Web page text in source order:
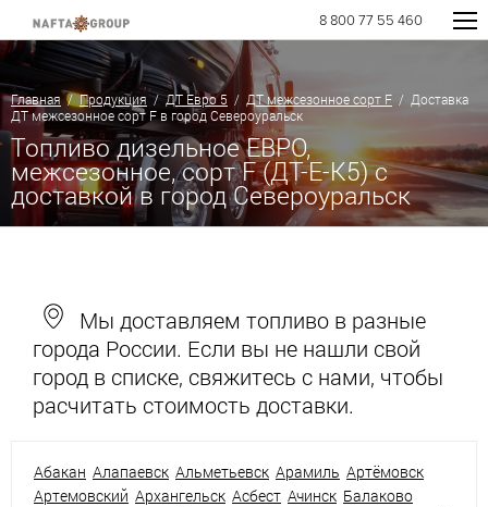
8 800 77 55 460
Главная/Продукция/ДТ Евро 5 / ДТ межсезонное сорт F / Доставка
ДТ межсезонное сорт F в город Североуральск
Топливо дизельное ЕВРО,
межсезонное, сорт F (ДТ-Е-К5) с
доставкой в город Североуральск
Мы доставляем топливо в разные
города России. Если вы не нашли свой
город в списке, свяжитесь с нами, чтобы
расчитать стоимость доставки.
Абакан Алапаевск Альметьевск Арамиль Артёмовск
Артемовский Архангельск Асбест Ачинск Балаково